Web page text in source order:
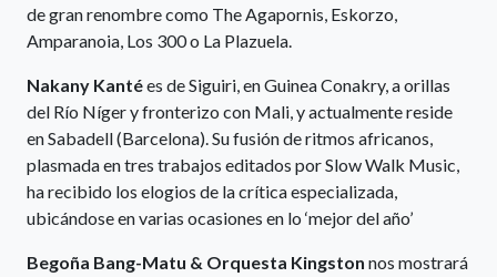
de gran renombre como The Agapornis, Eskorzo,
Amparanoia, Los 300 o La Plazuela.
Nakany Kantées de Siguiri, en Guinea Conakry, a orillas
del Río Níger y fronterizo con Mali, y actualmente reside
en Sabadell (Barcelona). Su fusión de ritmos africanos,
plasmada en tres trabajos editados por Slow Walk Music,
ha recibido los elogios de la crítica especializada,
ubicándose en varias ocasiones en lo ‘mejor del año’
Begoña Bang-Matu & Orquesta Kingston nos mostrará